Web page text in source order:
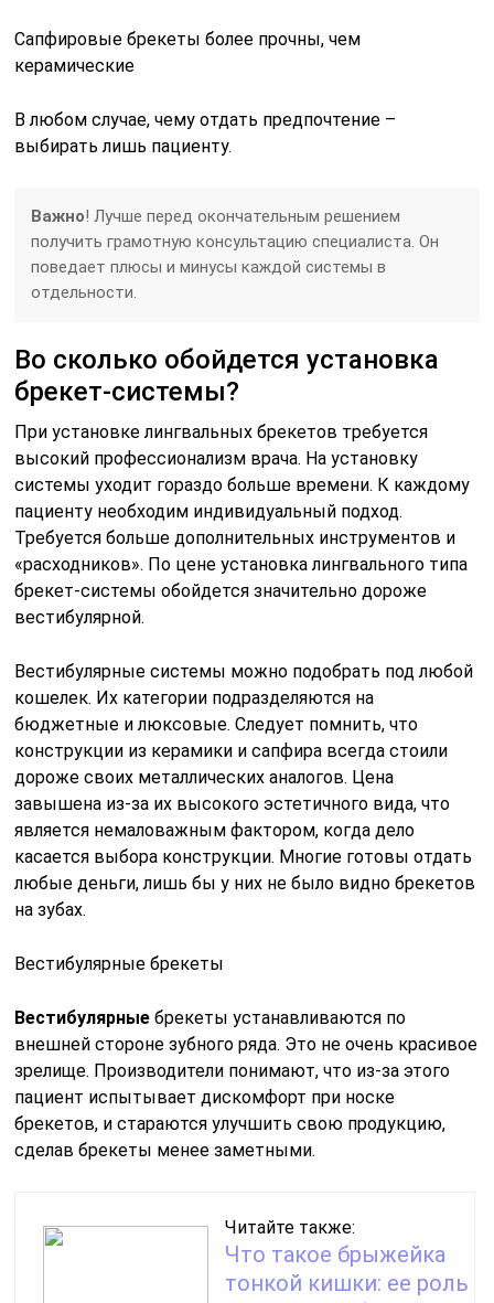
Сапфировые брекеты более прочны, чем
керамические
В любом случае, чему отдать предпочтение –
выбирать лишь пациенту.
Важно! Лучше перед окончательным решением
получить грамотную консультацию специалиста. Он
поведает плюсы и минусы каждой системы в
отдельности.
Во сколько обойдется установка
брекет-системы?
При установке лингвальных брекетов требуется
высокий профессионализм врача. На установку
системы уходит гораздо больше времени. К каждому
пациенту необходим индивидуальный подход.
Требуется больше дополнительных инструментов и
«расходников». По цене установка лингвального типа
брекет-системы обойдется значительно дороже
вестибулярной.
Вестибулярные системы можно подобрать под любой
кошелек. Их категории подразделяются на
бюджетные и люксовые. Следует помнить, что
конструкции из керамики и сапфира всегда стоили
дороже своих металлических аналогов. Цена
завышена из-за их высокого эстетичного вида, что
является немаловажным фактором, когда дело
касается выбора конструкции. Многие готовы отдать
любые деньги, лишь бы у них не было видно брекетов
на зубах.
Вестибулярные брекеты
Вестибулярные брекеты устанавливаются по
внешней стороне зубного ряда. Это не очень красивое
зрелище. Производители понимают, что из-за этого
пациент испытывает дискомфорт при носке
брекетов, и стараются улучшить свою продукцию,
сделав брекеты менее заметными.
Читайте также:
Что такое брыжейка
тонкой кишки: ее роль